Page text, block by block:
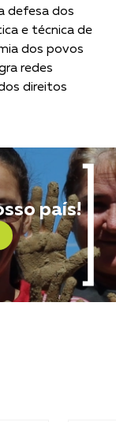
defesa dos
e técnica de
dos povos
redes
direitos
país!